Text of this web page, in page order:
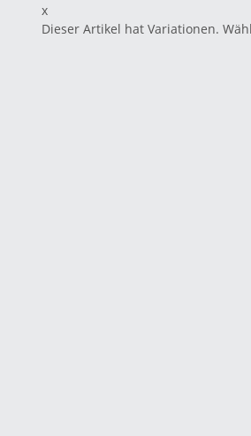
x
Dieser Artikel hat Variationen.